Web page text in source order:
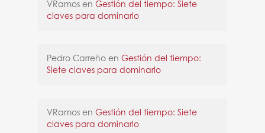
VRamos en Gestión del tiempo: Siete
claves para dominarlo
Pedro Carreño en Gestión del tiempo:
Siete claves para dominarlo
VRamos en Gestión del tiempo: Siete
claves para dominarlo